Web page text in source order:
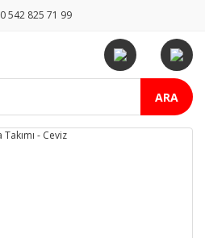
0 542 825 71 99
ARA